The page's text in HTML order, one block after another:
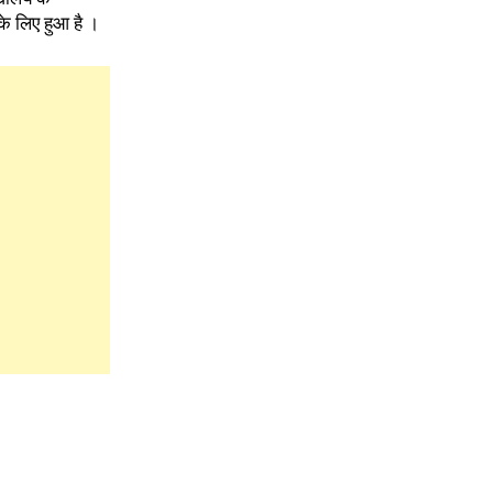
के लिए हुआ है ।